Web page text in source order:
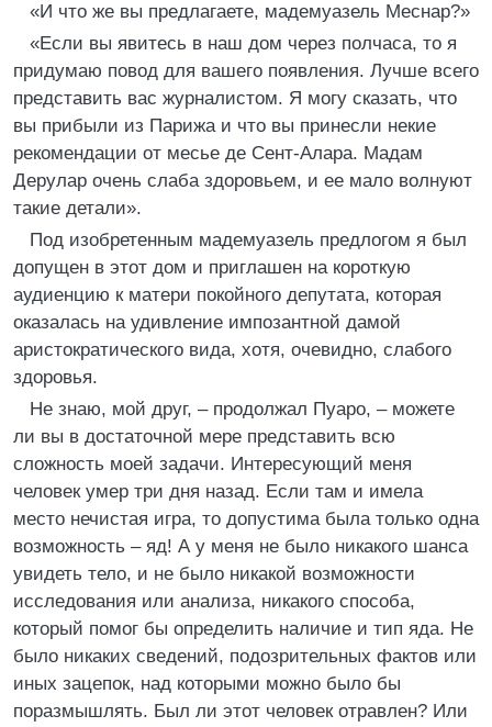
«И что же вы предлагаете, мадемуазель Меснар?»
«Если вы явитесь в наш дом через полчаса, то я
придумаю повод для вашего появления. Лучше всего
представить вас журналистом. Я могу сказать, что
вы прибыли из Парижа и что вы принесли некие
рекомендации от месье де Сент-Алара. Мадам
Дерулар очень слаба здоровьем, и ее мало волнуют
такие детали».
Под изобретенным мадемуазель предлогом я был
допущен в этот дом и приглашен на короткую
аудиенцию к матери покойного депутата, которая
оказалась на удивление импозантной дамой
аристократического вида, хотя, очевидно, слабого
здоровья.
Не знаю, мой друг, – продолжал Пуаро, – можете
ли вы в достаточной мере представить всю
сложность моей задачи. Интересующий меня
человек умер три дня назад. Если там и имела
место нечистая игра, то допустима была только одна
возможность – яд! А у меня не было никакого шанса
увидеть тело, и не было никакой возможности
исследования или анализа, никакого способа,
который помог бы определить наличие и тип яда. Не
было никаких сведений, подозрительных фактов или
иных зацепок, над которыми можно было бы
поразмышлять. Был ли этот человек отравлен? Или